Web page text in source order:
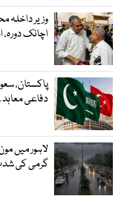
وزیر داخلہ
اچانک دورہ،
پاکستان،
دفاعی
لاہور میں
گرمی کی